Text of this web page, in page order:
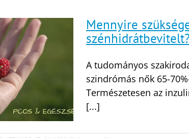
Mennyire
szénhidrátbevitelt?
A tudományos
szindrómás nők 65-
Természetesen az
[...]